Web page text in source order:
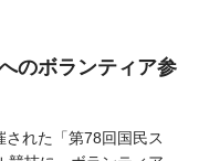
のボランティア参
れた「第78回国民ス